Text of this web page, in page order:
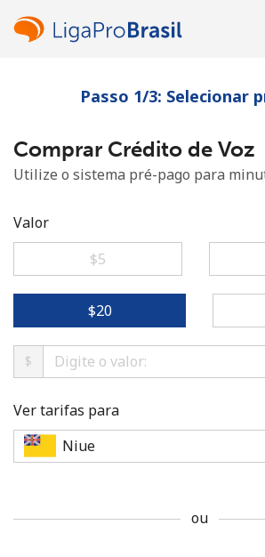
Bem-
Já tem uma conta?
Passo 1/3: Selecionar
Comprar Crédito de Voz
Utilize o sistema pré-pago para
Valor
⁦$5⁩
⁦$20⁩
$
Ver tarifas para
ou